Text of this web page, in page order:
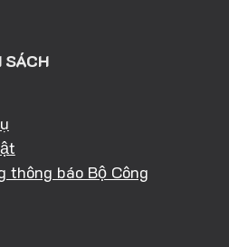
SÁCH
thông báo Bộ Công